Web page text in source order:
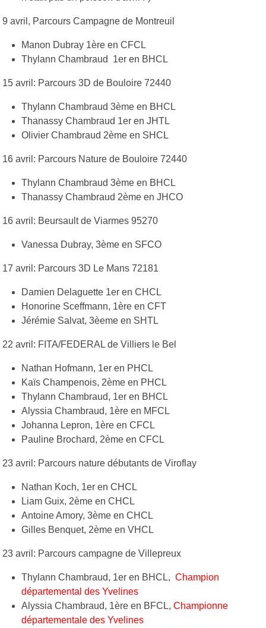
9 avril, Parcours Campagne de Montreuil
Manon Dubray 1ère en CFCL
Thylann Chambraud 1er en BHCL
15 avril: Parcours 3D de Bouloire 72440
Thylann Chambraud 3ème en BHCL
Thanassy Chambraud 1er en JHTL
Olivier Chambraud 2ème en SHCL
16 avril: Parcours Nature de Bouloire 72440
Thylann Chambraud 3ème en BHCL
Thanassy Chambraud 2ème en JHCO
16 avril: Beursault de Viarmes 95270
Vanessa Dubray, 3ème en SFCO
17 avril: Parcours 3D Le Mans 72181
Damien Delaguette 1er en CHCL
Honorine Sceffmann, 1ère en CFT
Jérémie Salvat, 3èeme en SHTL
22 avril: FITA/FEDERAL de Villiers le Bel
Nathan Hofmann, 1er en PHCL
Kaïs Champenois, 2ème en PHCL
Thylann Chambraud, 1er en BHCL
Alyssia Chambraud, 1ère en MFCL
Johanna Lepron, 1ère en CFCL
Pauline Brochard, 2ème en CFCL
23 avril: Parcours nature débutants de Viroflay
Nathan Koch, 1er en CHCL
Liam Guix, 2ème en CHCL
Antoine Amory, 3ème en CHCL
Gilles Benquet, 2ème en VHCL
23 avril: Parcours campagne de Villepreux
Thylann Chambraud, 1er en BHCL, Champion
départemental des Yvelines
Alyssia Chambraud, 1ère en BFCL, Championne
départementale des Yvelines